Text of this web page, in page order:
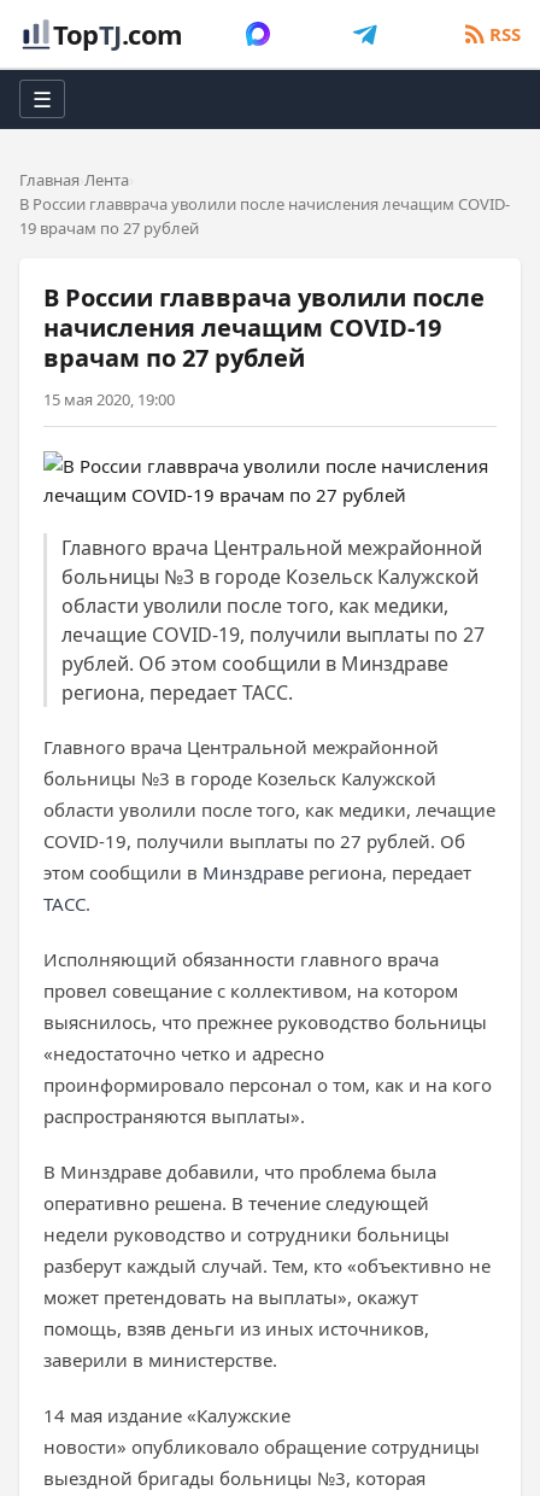
TopTJ.com RSS
☰
Главная Лента
В России главврача уволили после начисления лечащим COVID-
19 врачам по 27 рублей
В России главврача уволили после
начисления лечащим COVID-19
врачам по 27 рублей
15 мая 2020, 19:00
Главного врача Центральной межрайонной
больницы №3 в городе Козельск Калужской
области уволили после того, как медики,
лечащие COVID-19, получили выплаты по 27
рублей. Об этом сообщили в Минздраве
региона, передает ТАСС.
Главного врача Центральной межрайонной
больницы №3 в городе Козельск Калужской
области уволили после того, как медики, лечащие
COVID-19, получили выплаты по 27 рублей. Об
этом сообщили в Минздраве региона, передает
ТАСС.
Исполняющий обязанности главного врача
провел совещание с коллективом, на котором
выяснилось, что прежнее руководство больницы
«недостаточно четко и адресно
проинформировало персонал о том, как и на кого
распространяются выплаты».
В Минздраве добавили, что проблема была
оперативно решена. В течение следующей
недели руководство и сотрудники больницы
разберут каждый случай. Тем, кто «объективно не
может претендовать на выплаты», окажут
помощь, взяв деньги из иных источников,
заверили в министерстве.
14 мая издание «Калужские
новости» опубликовало обращение сотрудницы
выездной бригады больницы №3, которая